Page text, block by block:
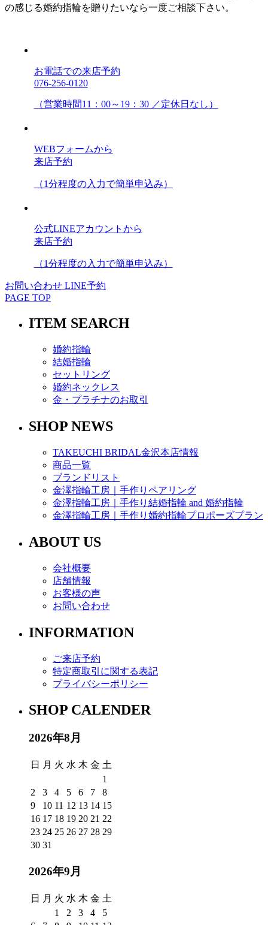
の感じる婚約指輪を贈りたいなら一度ご相談下さい。
お電話での来店予約
076-256-0120
（営業時間11：00～19：30 ／定休日なし）
WEBフォームから
来店予約
（1分程度の入力で簡単申込み）
公式LINEアカウントから
来店予約
（1分程度の入力で簡単申込み）
お問い合わせ LINE予約
PAGE TOP
ITEM SEARCH
婚約指輪
結婚指輪
セットリング
婚約ネックレス
金・プラチナのお取引
SHOP NEWS
TAKEUCHI BRIDAL金沢本店情報
商品一覧
ブランドリスト
金澤指輪工房｜手作りペアリング
金澤指輪工房｜手作り結婚指輪 and 婚約指輪
金澤指輪工房｜手作り婚約指輪プロポーズプラン
ABOUT US
会社概要
店舗情報
お客様の声
お問い合わせ
INFORMATION
ご来店予約
特定商取引に関する表記
プライバシーポリシー
SHOP CALENDER
2026年8月
日 月 火 水 木 金 土
1
2
3 4 5 6 7
8
9
10 11 12 13 14 15
16 17 18 19 20 21 22
23 24 25 26 27 28 29
30 31
2026年9月
日 月 火 水 木 金 土
1
2 3 4
5